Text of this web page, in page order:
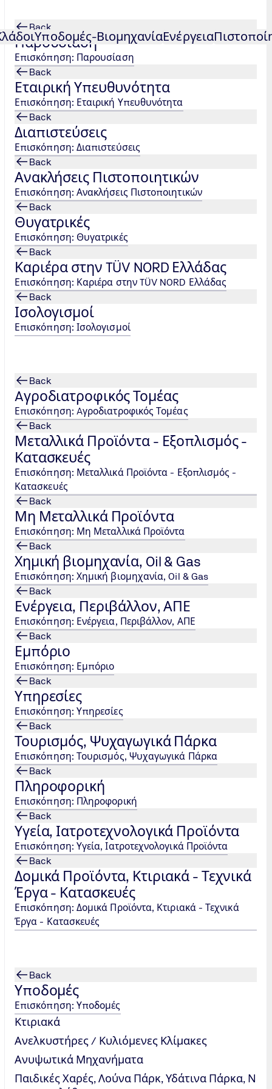
Υποδομές-ΒιομηχανίαΕνέργεια
Back
Παρουσίαση
Επισκόπηση: Παρουσίαση
Back
Εταιρική Υπευθυνότητα
Επισκόπηση: Εταιρική Υπευθυνότητα
Back
Διαπιστεύσεις
Επισκόπηση: Διαπιστεύσεις
Back
Ανακλήσεις Πιστοποιητικών
Επισκόπηση: Ανακλήσεις Πιστοποιητικών
Back
Θυγατρικές
Επισκόπηση: Θυγατρικές
Back
Καριέρα στην TÜV NORD Ελλάδας
Επισκόπηση: Καριέρα στην TÜV NORD Ελλάδας
Back
Ισολογισμοί
Επισκόπηση: Ισολογισμοί
Back
Aγροδιατροφικός Τομέας
Επισκόπηση: Aγροδιατροφικός Τομέας
Back
Μεταλλικά Προϊόντα - Εξοπλισμός -
Κατασκευές
Επισκόπηση: Μεταλλικά Προϊόντα - Εξοπλισμός -
Κατασκευές
Back
Μη Μεταλλικά Προϊόντα
Επισκόπηση: Μη Μεταλλικά Προϊόντα
Back
Χημική βιομηχανία, Oil & Gas
Επισκόπηση: Χημική βιομηχανία, Oil & Gas
Back
Ενέργεια, Περιβάλλον, ΑΠΕ
Επισκόπηση: Ενέργεια, Περιβάλλον, ΑΠΕ
Back
Εμπόριο
Επισκόπηση: Εμπόριο
Back
Υπηρεσίες
Επισκόπηση: Υπηρεσίες
Back
Τουρισμός, Ψυχαγωγικά Πάρκα
Επισκόπηση: Τουρισμός, Ψυχαγωγικά Πάρκα
Back
Πληροφορική
Επισκόπηση: Πληροφορική
Back
Υγεία, Ιατροτεχνολογικά Προϊόντα
Επισκόπηση: Υγεία, Ιατροτεχνολογικά Προϊόντα
Back
Δομικά Προϊόντα, Κτιριακά - Τεχνικά
Έργα - Κατασκευές
Επισκόπηση: Δομικά Προϊόντα, Κτιριακά - Τεχνικά
Έργα - Κατασκευές
Back
Υποδομές
Επισκόπηση: Υποδομές
Κτιριακά
Ανελκυστήρες / Κυλιόμενες Κλίμακες
Ανυψωτικά Μηχανήματα
Παιδικές Χαρές, Λούνα Πάρκ, Υδάτινα Πάρκα, Ν
της TÜV NORD Ελλάδας. Δηλώστε συμμετοχή και
"Arab Health 2025"
βρίκεται το TÜV NORD δίνοντας το παρών στην
stin-ekthesi-arab-health-2025/
poiotita/iso-ts-29001-systimata-gia-ti-biomichania/
ΝΟΗΜΟΣΥΝΗΣ - ΒΑΣΙΚΕΣ ΑΡΧΕΣ ΚΑΙ
technitis-noimosynis-basikes-arches-kai-ermineia/
Υπηρεσιών Υγείας
ygeia-iatrotechnologika-proionta/en-15224-diacheirisi-
πιστοποίησης συστημάτων, εξυπηρετώντας
οικονομίας.
και πιστοποίησε η TÜV NORD HELLAS
εταιρείες παραγωγής και εμπορίας γενόσημων
epitheorise-kai-pistopoiise-i-tuev-nord-hellas/
periballon-energeia/iso-14001-systima-periballontikis-
ypochreoseon-kai-technikes-axiologisis-kindynoy/